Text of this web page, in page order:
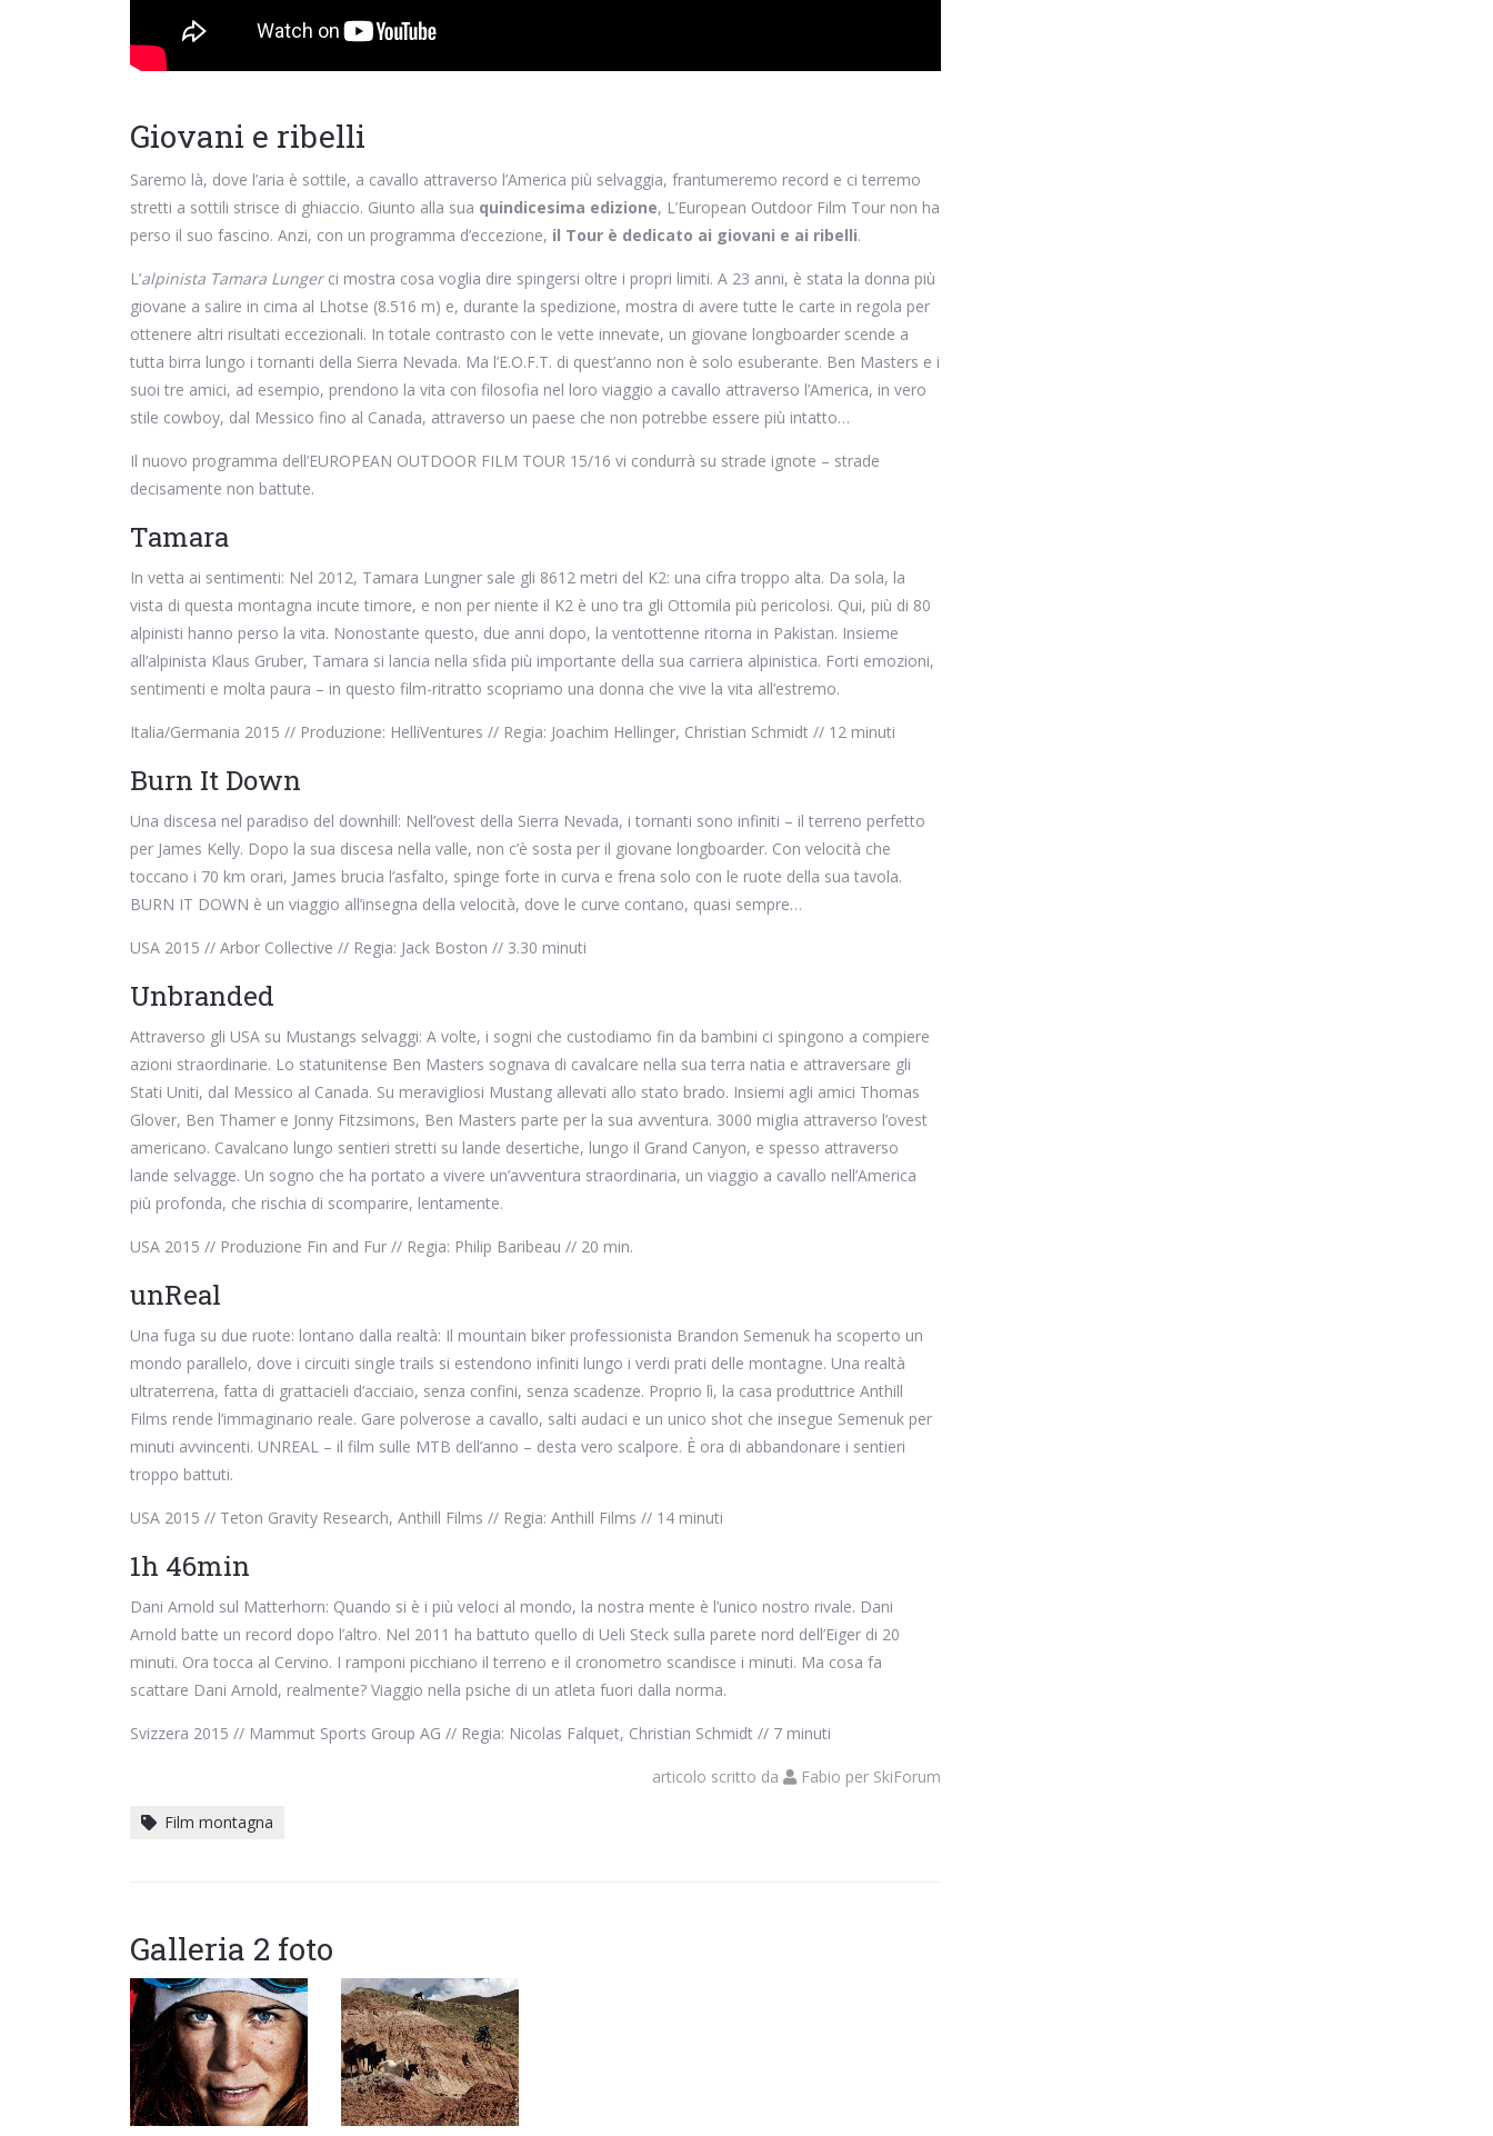
Giovani e ribelli
Saremo là, dove l’aria è sottile, a cavallo attraverso l’America più selvaggia, frantumeremo record e ci terremo
stretti a sottili strisce di ghiaccio. Giunto alla sua quindicesima edizione, L’European Outdoor Film Tour non ha
perso il suo fascino. Anzi, con un programma d’eccezione, il Tour è dedicato ai giovani e ai ribelli.
L’alpinista Tamara Lungerci mostra cosa voglia dire spingersi oltre i propri limiti. A 23 anni, è stata la donna più
giovane a salire in cima al Lhotse (8.516 m) e, durante la spedizione, mostra di avere tutte le carte in regola per
ottenere altri risultati eccezionali. In totale contrasto con le vette innevate, un giovane longboarder scende a
tutta birra lungo i tornanti della Sierra Nevada. Ma l’E.O.F.T. di quest’anno non è solo esuberante. Ben Masters e i
suoi tre amici, ad esempio, prendono la vita con filosofia nel loro viaggio a cavallo attraverso l’America, in vero
stile cowboy, dal Messico fino al Canada, attraverso un paese che non potrebbe essere più intatto…
Il nuovo programma dell’EUROPEAN OUTDOOR FILM TOUR 15/16 vi condurrà su strade ignote – strade
decisamente non battute.
Tamara
In vetta ai sentimenti: Nel 2012, Tamara Lungner sale gli 8612 metri del K2: una cifra troppo alta. Da sola, la
vista di questa montagna incute timore, e non per niente il K2 è uno tra gli Ottomila più pericolosi. Qui, più di 80
alpinisti hanno perso la vita. Nonostante questo, due anni dopo, la ventottenne ritorna in Pakistan. Insieme
all’alpinista Klaus Gruber, Tamara si lancia nella sfida più importante della sua carriera alpinistica. Forti emozioni,
sentimenti e molta paura – in questo film-ritratto scopriamo una donna che vive la vita all’estremo.
Italia/Germania 2015 // Produzione: HelliVentures // Regia: Joachim Hellinger, Christian Schmidt // 12 minuti
Burn It Down
Una discesa nel paradiso del downhill: Nell’ovest della Sierra Nevada, i tornanti sono infiniti – il terreno perfetto
per James Kelly. Dopo la sua discesa nella valle, non c’è sosta per il giovane longboarder. Con velocità che
toccano i 70 km orari, James brucia l’asfalto, spinge forte in curva e frena solo con le ruote della sua tavola.
BURN IT DOWN è un viaggio all’insegna della velocità, dove le curve contano, quasi sempre…
USA 2015 // Arbor Collective // Regia: Jack Boston // 3.30 minuti
Unbranded
Attraverso gli USA su Mustangs selvaggi: A volte, i sogni che custodiamo fin da bambini ci spingono a compiere
azioni straordinarie. Lo statunitense Ben Masters sognava di cavalcare nella sua terra natia e attraversare gli
Stati Uniti, dal Messico al Canada. Su meravigliosi Mustang allevati allo stato brado. Insiemi agli amici Thomas
Glover, Ben Thamer e Jonny Fitzsimons, Ben Masters parte per la sua avventura. 3000 miglia attraverso l’ovest
americano. Cavalcano lungo sentieri stretti su lande desertiche, lungo il Grand Canyon, e spesso attraverso
lande selvagge. Un sogno che ha portato a vivere un’avventura straordinaria, un viaggio a cavallo nell’America
più profonda, che rischia di scomparire, lentamente.
USA 2015 // Produzione Fin and Fur // Regia: Philip Baribeau // 20 min.
unReal
Una fuga su due ruote: lontano dalla realtà: Il mountain biker professionista Brandon Semenuk ha scoperto un
mondo parallelo, dove i circuiti single trails si estendono infiniti lungo i verdi prati delle montagne. Una realtà
ultraterrena, fatta di grattacieli d’acciaio, senza confini, senza scadenze. Proprio lì, la casa produttrice Anthill
Films rende l’immaginario reale. Gare polverose a cavallo, salti audaci e un unico shot che insegue Semenuk per
minuti avvincenti. UNREAL – il film sulle MTB dell’anno – desta vero scalpore. È ora di abbandonare i sentieri
troppo battuti.
USA 2015 // Teton Gravity Research, Anthill Films // Regia: Anthill Films // 14 minuti
1h 46min
Dani Arnold sul Matterhorn: Quando si è i più veloci al mondo, la nostra mente è l’unico nostro rivale. Dani
Arnold batte un record dopo l’altro. Nel 2011 ha battuto quello di Ueli Steck sulla parete nord dell’Eiger di 20
minuti. Ora tocca al Cervino. I ramponi picchiano il terreno e il cronometro scandisce i minuti. Ma cosa fa
scattare Dani Arnold, realmente? Viaggio nella psiche di un atleta fuori dalla norma.
Svizzera 2015 // Mammut Sports Group AG // Regia: Nicolas Falquet, Christian Schmidt // 7 minuti
articolo scritto da Fabio per SkiForum
Film montagna
Galleria 2 foto